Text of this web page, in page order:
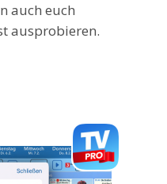
auch euch
ausprobieren.